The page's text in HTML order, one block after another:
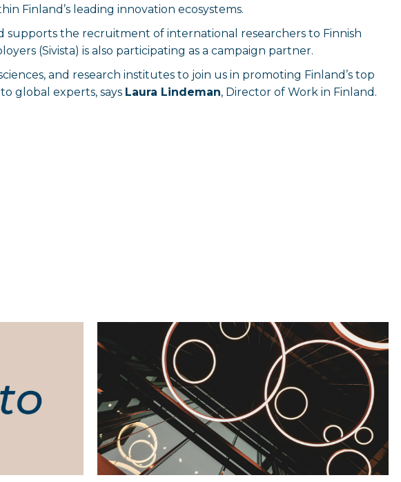
Finland’s leading innovation ecosystems.
supports the recruitment of international researchers to Finnish
(Sivista) is also participating as a campaign partner.
and research institutes to join us in promoting Finland’s top
global experts, says Laura Lindeman, Director of Work in Finland.